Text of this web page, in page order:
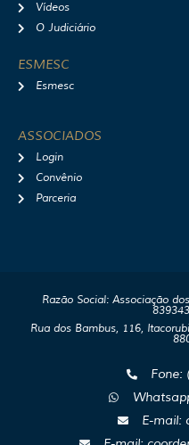
Vídeos
O Judiciário
ESMESC
Esmesc
ASSOCIADOS
Login
Convênio
Parceria
Razão Social: Associação
Rua dos Bambus, 116,
Fone:
E-mail: